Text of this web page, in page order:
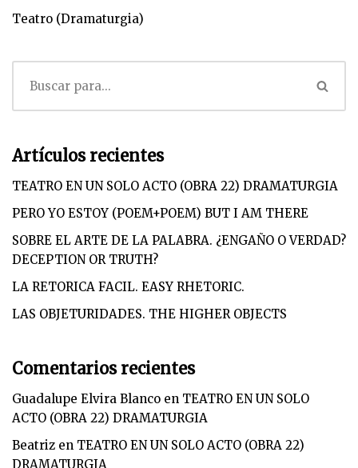
Teatro (Dramaturgia)
Artículos recientes
TEATRO EN UN SOLO ACTO (OBRA 22) DRAMATURGIA
PERO YO ESTOY (POEM+POEM) BUT I AM THERE
SOBRE EL ARTE DE LA PALABRA. ¿ENGAÑO O VERDAD?
DECEPTION OR TRUTH?
LA RETORICA FACIL. EASY RHETORIC.
LAS OBJETURIDADES. THE HIGHER OBJECTS
Comentarios recientes
Guadalupe Elvira Blanco en TEATRO EN UN SOLO
ACTO (OBRA 22) DRAMATURGIA
Beatriz en TEATRO EN UN SOLO ACTO (OBRA 22)
DRAMATURGIA